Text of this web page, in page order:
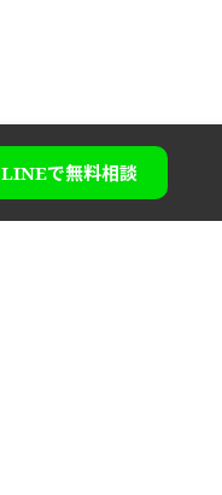
LINEで無料相談